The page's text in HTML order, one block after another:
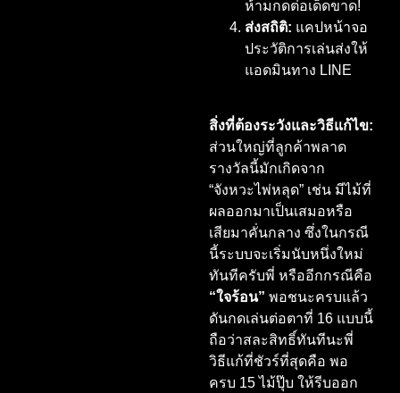
ห้ามกดต่อเด็ดขาด!
ส่งสถิติ: แคปหน้าจอ
ประวัติการเล่นส่งให้
แอดมินทาง LINE
สิ่งที่ต้องระวังและวิธีแก้ไข:
ส่วนใหญ่ที่ลูกค้าพลาด
รางวัลนี้มักเกิดจาก
“จังหวะไพ่หลุด” เช่น มีไม้ที่
ผลออกมาเป็นเสมอหรือ
เสียมาคั่นกลาง ซึ่งในกรณี
นี้ระบบจะเริ่มนับหนึ่งใหม่
ทันทีครับพี่ หรืออีกกรณีคือ
“ใจร้อน” พอชนะครบแล้ว
ดันกดเล่นต่อตาที่ 16 แบบนี้
ถือว่าสละสิทธิ์ทันทีนะพี่
วิธีแก้ที่ชัวร์ที่สุดคือ พอ
ครบ 15 ไม้ปุ๊บ ให้รีบออก